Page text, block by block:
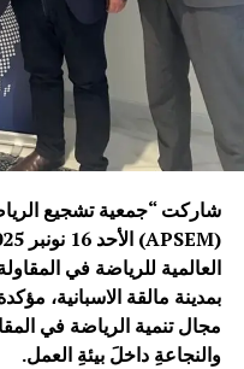
شاركت “جمعية تشجيع
بمدينة مالقة الاسبانية،
مجال تنمية الرياضة في
والنجاعةِ داخلَ بيئةِ العمل.